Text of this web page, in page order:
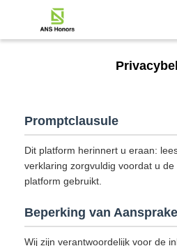
Promptclausule
Dit platform herinnert u eraan:
verklaring zorgvuldig voordat u
platform gebruikt.
Beperking van
Wij zijn verantwoordelijk voor de